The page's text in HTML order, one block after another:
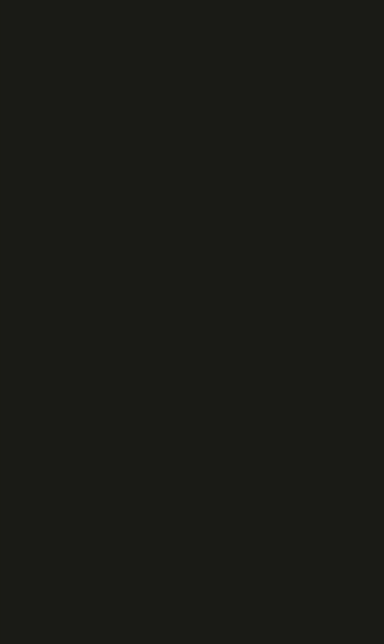
tática, mas ressaltou mesmo a
a vitória na base da entrega total.
produzimos na somatória dos tempos,
adversa. Era uma equipe que
a dedicação deles. Foram na raça, no
disse ele.
no Dia dos Pais. Ele, que entrou
esse momento ao lado dos
ausência de casa. Ter a
profissionais do clube e para a
do Botafogo, tenho muito prazer de